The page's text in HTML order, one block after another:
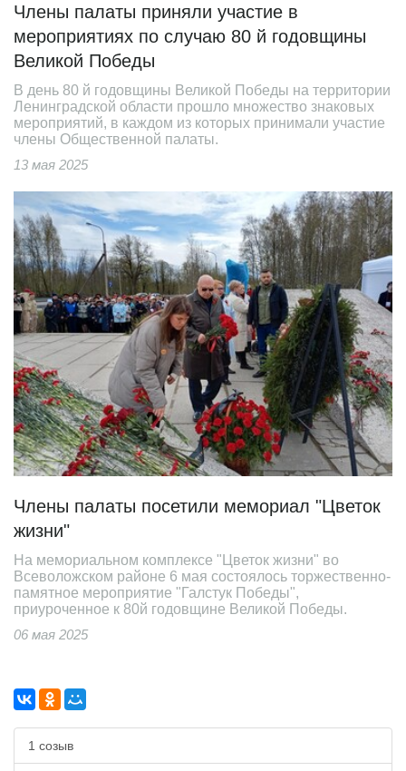
Члены палаты приняли участие в
мероприятиях по случаю 80 й годовщины
Великой Победы
В день 80 й годовщины Великой Победы на территории
Ленинградской области прошло множество знаковых
мероприятий, в каждом из которых принимали участие
члены Общественной палаты.
13 мая 2025
Члены палаты посетили мемориал "Цветок
жизни"
На мемориальном комплексе "Цветок жизни" во
Всеволожском районе 6 мая состоялось торжественно-
памятное мероприятие "Галстук Победы",
приуроченное к 80й годовщине Великой Победы.
06 мая 2025
1 созыв